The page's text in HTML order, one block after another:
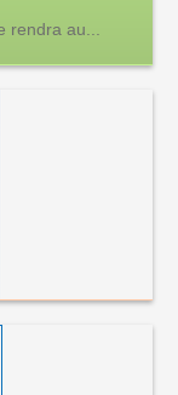
rendra au...